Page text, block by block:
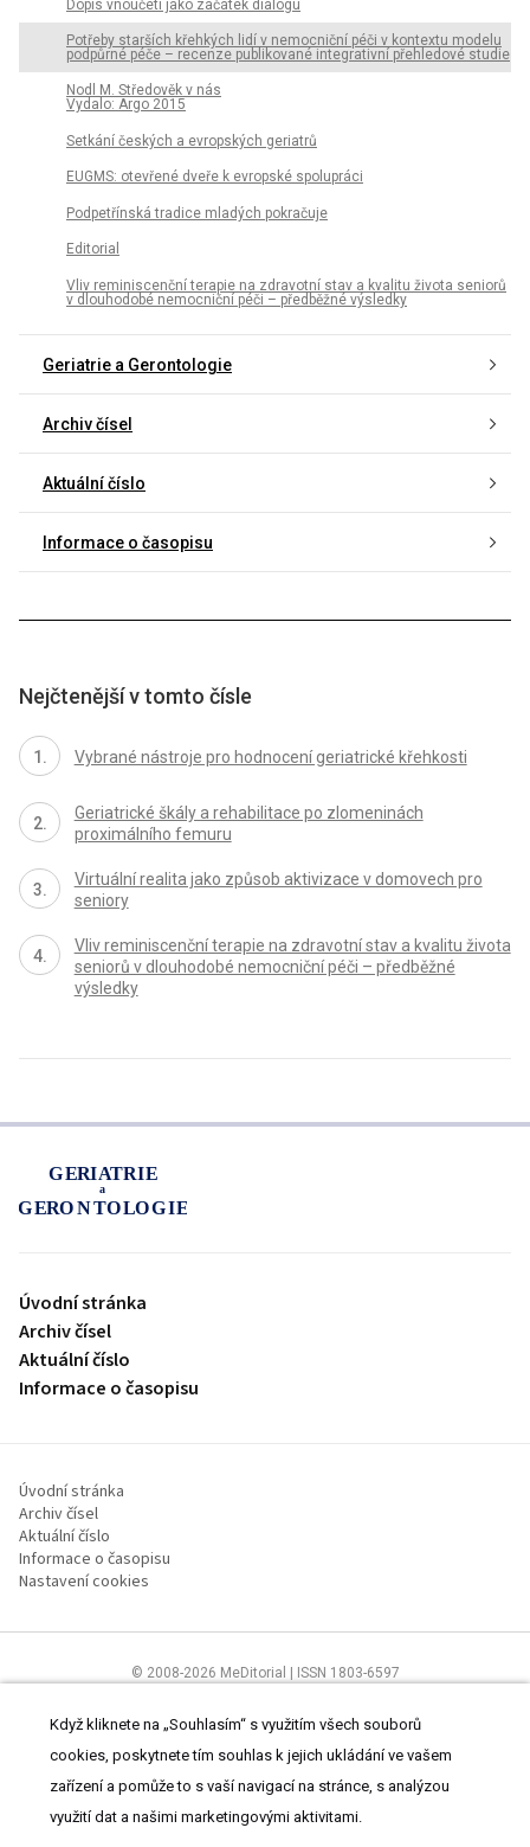
Dopis vnoučeti jako začátek dialogu
Potřeby starších křehkých lidí v nemocniční péči v kontextu modelu
podpůrné péče – recenze publikované integrativní přehledové studie
Nodl M. Středověk v nás
Vydalo: Argo 2015
Setkání českých a evropských geriatrů
EUGMS: otevřené dveře k evropské spolupráci
Podpetřínská tradice mladých pokračuje
Editorial
Vliv reminiscenční terapie na zdravotní stav a kvalitu života seniorů
v dlouhodobé nemocniční péči – předběžné výsledky
Geriatrie a Gerontologie
Archiv čísel
Aktuální číslo
Informace o časopisu
Nejčtenější v tomto čísle
Vybrané nástroje pro hodnocení geriatrické křehkosti
Geriatrické škály a rehabilitace po zlomeninách
proximálního femuru
Virtuální realita jako způsob aktivizace v domovech pro
seniory
Vliv reminiscenční terapie na zdravotní stav a kvalitu života
seniorů v dlouhodobé nemocniční péči – předběžné
výsledky
Úvodní stránka
Archiv čísel
Aktuální číslo
Informace o časopisu
Úvodní stránka
Archiv čísel
Aktuální číslo
Informace o časopisu
Nastavení cookies
© 2008-2026 MeDitorial | ISSN 1803-6597
zdravotnictví.Čtěte prohlášeníaZásady zpracování osobních údajů
Když kliknete na „Souhlasím“ s využitím všech souborů
cookies, poskytnete tím souhlas k jejich ukládání ve vašem
zařízení a pomůže to s vaší navigací na stránce, s analýzou
využití dat a našimi marketingovými aktivitami.